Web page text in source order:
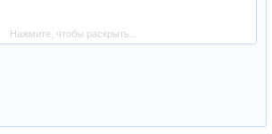
индивидуальную дуэль с каждым.
Нажмите, чтобы раскрыть...